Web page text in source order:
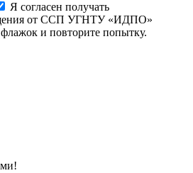
Я согласен получать
от ССП УГНТУ «ИДПО»
и повторите попытку.